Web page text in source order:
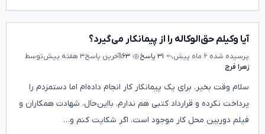
آیا وکیلم حق‌الوکاله را از پیمانکار می‌گیرد؟
پرسیده شده ۶ ماه پیش ۳۱ پاسخ ۱۶۳آخرین پاسخ۳ هفته پیش
توسط
زهرا فرج
سلام وقت بخیر. برای یک پیمانکار کار انجام داده‌ام اما دستمزدم را
پرداخت نکرده و قرارداد کتبی هم ندارم. بااین‌حال، شهادت همکاران و
فیلم دوربین محل کار موجود است. اگر شکایت کنم و…